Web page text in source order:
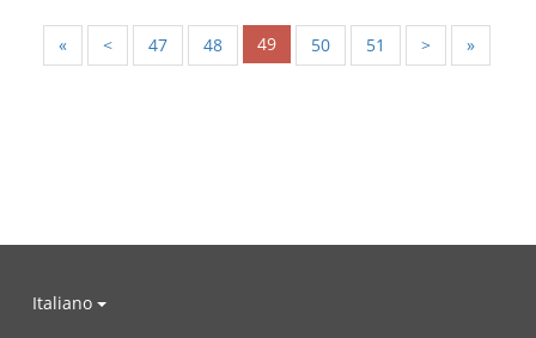
« < 47 48 49 50 51 > »
Italiano